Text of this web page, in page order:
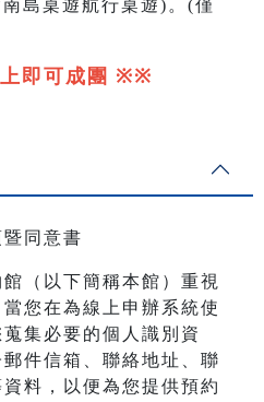
島桌遊航行桌遊)。 (僅
即可成團 ※※
同意書
（以下簡稱本館）重視
您在為線上申辦系統使
集必要的個人識別資
件信箱、聯絡地址、聯
料，以便為您提供預約